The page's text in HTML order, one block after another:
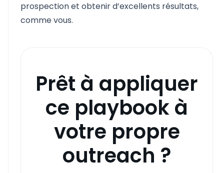
prospection et obtenir d’excellents résultats,
comme vous.
Prêt à appliquer
ce playbook à
votre propre
outreach ?